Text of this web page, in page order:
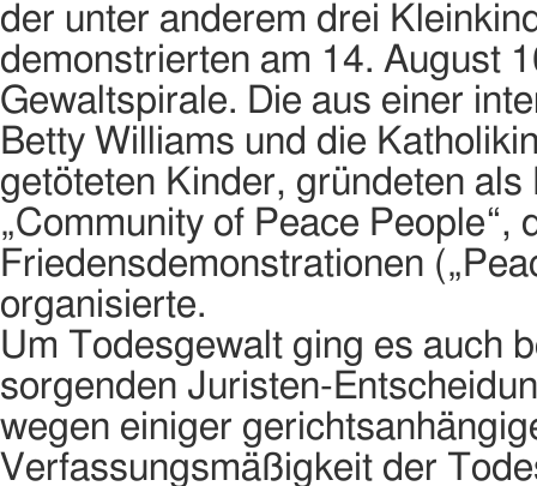
der unter anderem drei
demonstrierten am 14. August
Gewaltspirale. Die aus einer
Betty Williams und die
getöteten Kinder, gründeten
„Community of Peace People“,
Friedensdemonstrationen
organisierte.
Um Todesgewalt ging es auch
sorgenden Juristen-
wegen einiger
Verfassungsmäßigkeit der